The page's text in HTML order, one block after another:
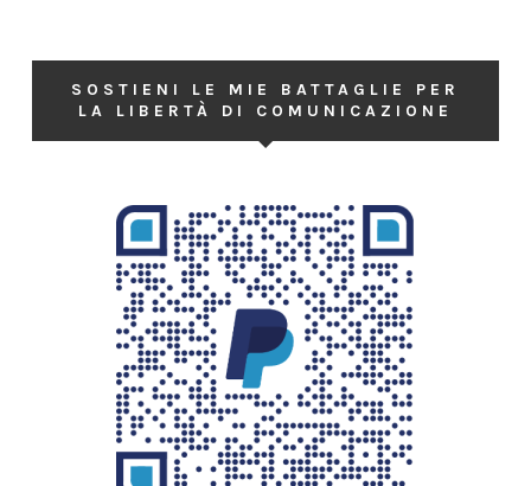
SOSTIENI LE MIE BATTAGLIE PER
LA LIBERTÀ DI COMUNICAZIONE